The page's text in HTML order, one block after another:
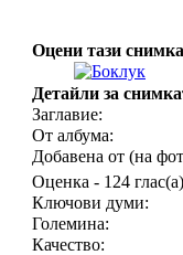
Оцени тази снимка
Детайли за
Заглавие:
От албума:
Добавена от (на
Оценка - 124
Ключови думи:
Големина:
Качество: